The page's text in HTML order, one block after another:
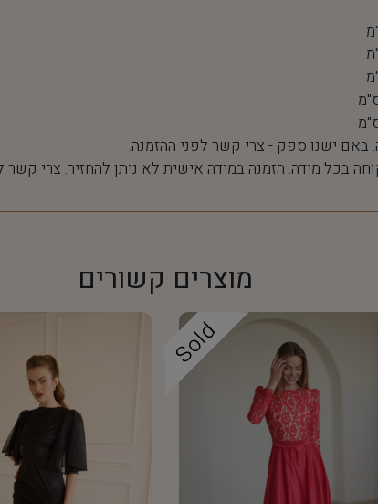
באם ישנו ספק - צרי קשר לפני ההזמנה.
בכל מידה. הזמנה במידה אישית לא ניתן להחזיר. צרי קשר
מוצרים קשורים
Sold